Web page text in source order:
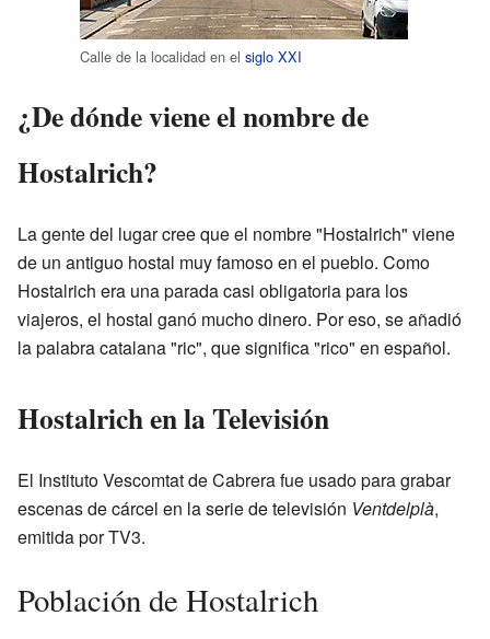
Calle de la localidad en el siglo XXI
¿De dónde viene el nombre de
Hostalrich?
La gente del lugar cree que el nombre "Hostalrich" viene
de un antiguo hostal muy famoso en el pueblo. Como
Hostalrich era una parada casi obligatoria para los
viajeros, el hostal ganó mucho dinero. Por eso, se añadió
la palabra catalana "ric", que significa "rico" en español.
Hostalrich en la Televisión
El Instituto Vescomtat de Cabrera fue usado para grabar
escenas de cárcel en la serie de televisión Ventdelplà,
emitida por TV3.
Población de Hostalrich